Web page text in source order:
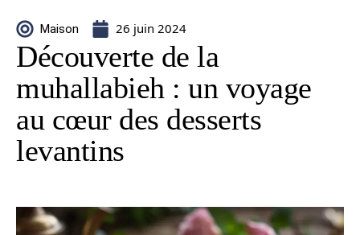
Maison 26 juin 2024
Découverte de la
muhallabieh : un voyage
au cœur des desserts
levantins